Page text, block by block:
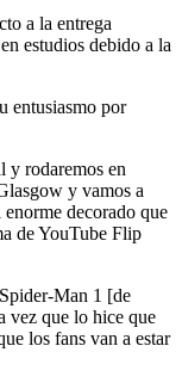
a la entrega
estudios debido a la
entusiasmo por
y rodaremos en
y vamos a
decorado que
de YouTube Flip
Man 1 [de
vez que lo hice que
los fans van a estar